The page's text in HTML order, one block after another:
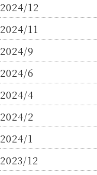
2024/12
2024/11
2024/9
2024/6
2024/4
2024/2
2024/1
2023/12